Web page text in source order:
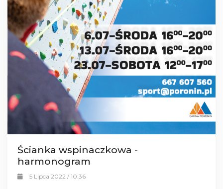
Ścianka wspinaczkowa -
harmonogram
5 Lipca 2022 / 10:36